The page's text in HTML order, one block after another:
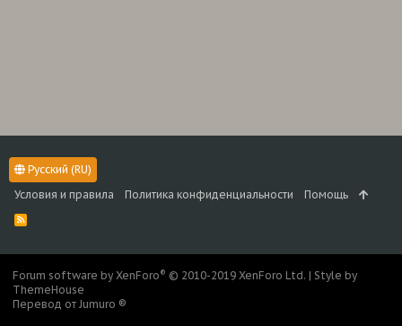
Русский (RU)
Условия и правила
Политика конфиденциальности Помощь
R
S
Forum software by XenForo® © 2010-2019 XenForo Ltd. | Style by
ThemeHouse
Перевод от Jumuro ®